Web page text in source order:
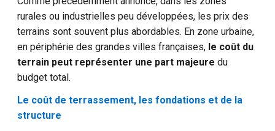
rurales ou industrielles peu développées, les prix des
terrains sont souvent plus abordables. En zone urbaine,
en périphérie des grandes villes françaises, le coût du
terrain peut représenter une part majeure du
budget total.
Le coût de terrassement, les fondations et de la
structure